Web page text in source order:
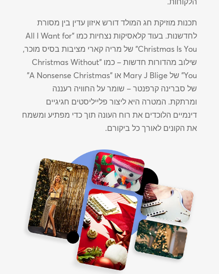
תכנות מוזיקת ​​חג המולד דורש איזון עדין בין מסורת
לחדשנות. בעוד קלאסיקות נצחיות כמו "All I Want for
Christmas Is You" של מריה קארי מציבות בסיס מוכר,
שילוב מהדורות חדשות – כמו "Christmas Without
You" של Mary J Blige או "A Nonsense Christmas"
של סברינה קרפנטר – שומר על החוויה רעננה
ומרתקת. המטרה היא ליצור פלייליסטים חגיגיים
דינמיים הלוכדים את רוח העונה תוך כדי מפתיע ומשמח
את הקונים לאורך כל ביקורם.